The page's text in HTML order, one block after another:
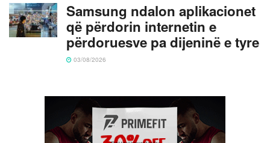
Samsung ndalon aplikacionet
që përdorin internetin e
përdoruesve pa dijeninë e tyre
03/08/2026